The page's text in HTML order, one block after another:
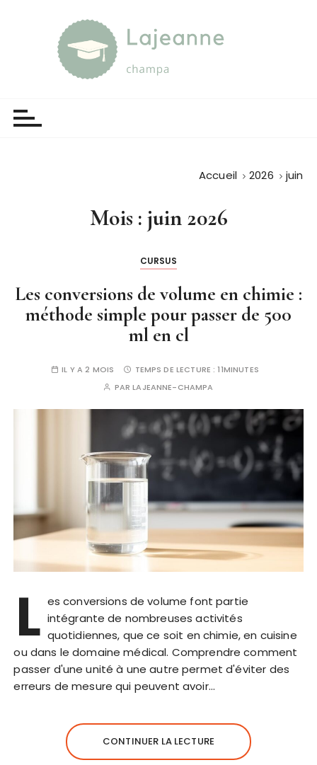
Accueil 2026 juin
Mois : juin 2026
CURSUS
Les conversions de volume en chimie :
méthode simple pour passer de 500
ml en cl
IL Y A 2 MOIS TEMPS DE LECTURE :11MINUTES
PARLAJEANNE-CHAMPA
L es conversions de volume font partie
intégrante de nombreuses activités
quotidiennes, que ce soit en chimie, en cuisine
ou dans le domaine médical. Comprendre comment
passer d'une unité à une autre permet d'éviter des
erreurs de mesure qui peuvent avoir…
CONTINUER LA LECTURE